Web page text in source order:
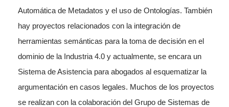
Automática de Metadatos y el uso de Ontologías. También
hay proyectos relacionados con la integración de
herramientas semánticas para la toma de decisión en el
dominio de la Industria 4.0 y actualmente, se encara un
Sistema de Asistencia para abogados al esquematizar la
argumentación en casos legales. Muchos de los proyectos
se realizan con la colaboración del Grupo de Sistemas de